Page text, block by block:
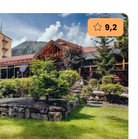
9,2